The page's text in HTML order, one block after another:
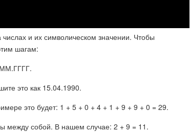
и их символическом значении. Чтобы
шагам:
это как 15.04.1990.
это будет: 1 + 5 + 0 + 4 + 1 + 9 + 9 + 0 = 29.
между собой. В нашем случае: 2 + 9 = 11.